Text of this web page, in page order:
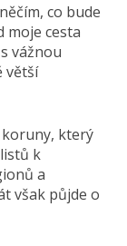
co bude
moje cesta
vážnou
větší
který
k
a
však půjde o